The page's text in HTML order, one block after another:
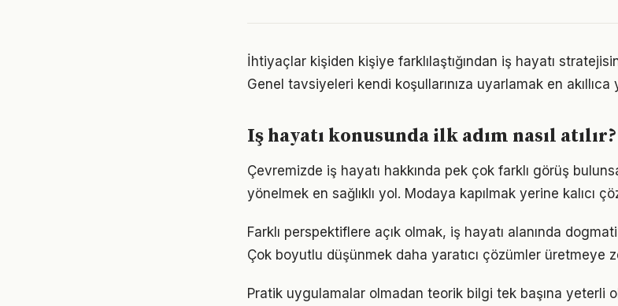
İhtiyaçlar kişiden kişiye farklılaştığından iş hayatı
Genel tavsiyeleri kendi koşullarınıza uyarlamak en akıllıca
Iş hayatı konusunda ilk adım nasıl atılır?
Çevremizde iş hayatı hakkında pek çok farklı görüş
yönelmek en sağlıklı yol. Modaya kapılmak yerine kalıcı
Farklı perspektiflere açık olmak, iş hayatı alanında
Çok boyutlu düşünmek daha yaratıcı çözümler üretmeye
Pratik uygulamalar olmadan teorik bilgi tek başına yeterli